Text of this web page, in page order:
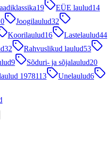
19 EÜE laulud14
Joogilaulud32
Koorilaulud16 Lastelaulud44
32 Rahvuslikud laulud53
9 Sõduri- ja sõjalaulud20
1978113 Unelaulud6